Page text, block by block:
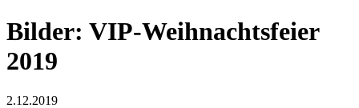
Bilder: VIP-Weihnachtsfeier
2019
2.12.2019